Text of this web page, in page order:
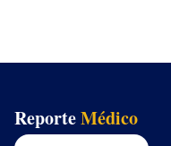
ReporteMédico